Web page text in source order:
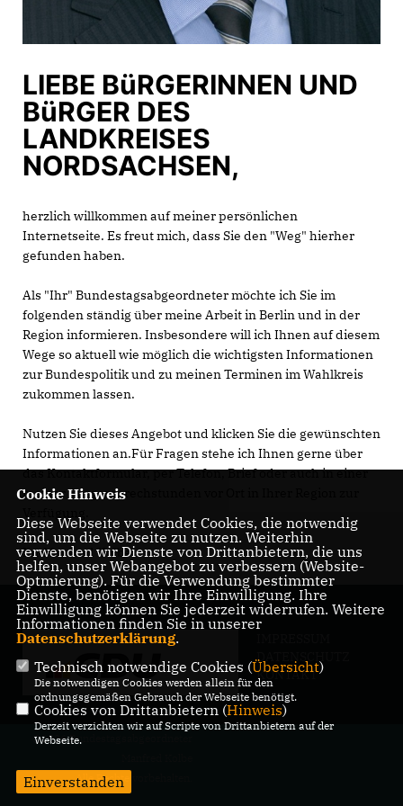
LIEBE BüRGERINNEN UND
BüRGER DES
LANDKREISES
NORDSACHSEN,
herzlich willkommen auf meiner persönlichen
Internetseite. Es freut mich, dass Sie den "Weg" hierher
gefunden haben.
Als "Ihr" Bundestagsabgeordneter möchte ich Sie im
folgenden ständig über meine Arbeit in Berlin und in der
Region informieren. Insbesondere will ich Ihnen auf diesem
Wege so aktuell wie möglich die wichtigsten Informationen
zur Bundespolitik und zu meinen Terminen im Wahlkreis
zukommen lassen.
Nutzen Sie dieses Angebot und klicken Sie die gewünschten
Informationen an.Für Fragen stehe ich Ihnen gerne über
das Kontaktformular, per Telefon, Brief oder auch in einer
meiner Bürgersprechstunden vor Ort in Ihrer Region zur
Ihr Manfred Kolbe
DATENSCHUTZ
KONTAKT
@2026 Bundestagsabgeordneter
Alle Rechte vorbehalten.
Cookie Hinweis
Diese Webseite verwendet Cookies, die notwendig
sind, um die Webseite zu nutzen. Weiterhin
verwenden wir Dienste von Drittanbietern, die uns
helfen, unser Webangebot zu verbessern (Website-
Optmierung). Für die Verwendung bestimmter
Dienste, benötigen wir Ihre Einwilligung. Ihre
Einwilligung können Sie jederzeit widerrufen. Weitere
Informationen finden Sie in unserer
Datenschutzerklärung.
Technisch notwendige Cookies (Übersicht)
Die notwendigen Cookies werden allein für den
ordnungsgemäßen Gebrauch der Webseite benötigt.
Cookies von Drittanbietern (Hinweis)
Derzeit verzichten wir auf Scripte von Drittanbietern auf der
Webseite.
Einverstanden